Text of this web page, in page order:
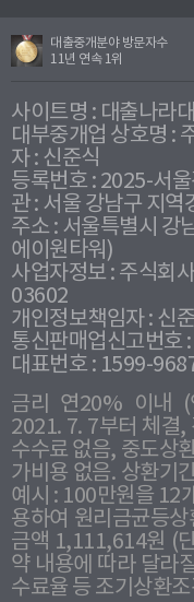
대출중개분야 방문자수
11년 연속 1위
사이트명 : 대출나라
대부중개업 상호명 :
자 : 신준식
등록번호 : 2025-서
관 : 서울 강남구 지
주소 : 서울특별시 강
에이원타워)
사업자정보 : 주식회
03602
개인정보책임자 : 신
통신판매업신고번호
대표번호 : 1599-
금리 연20% 이내 (
2021. 7. 7부터 체결,
수수료 없음, 중도상
가비용 없음. 상환기
예시 : 100만원을 12
용하여 원리금균등
금액 1,111,614원 (
약 내용에 따라 달라
수료율 등 조기상환